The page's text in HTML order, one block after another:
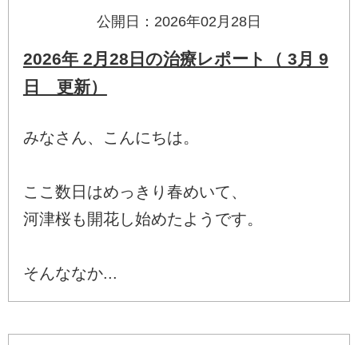
公開日：2026年02月28日
2026年 2月28日の治療レポート（ 3月 9
日 更新）
みなさん、こんにちは。
ここ数日はめっきり春めいて、
河津桜も開花し始めたようです。
そんななか...